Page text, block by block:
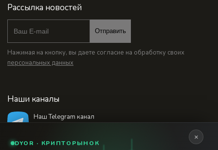
Рассылка новостей
Отправить
Нажимая на кнопку, вы даете согласие на обработку своих
персональных данных
Наши каналы
Наш Telegram канал
×
DYOR · КРИПТОРЫНОК